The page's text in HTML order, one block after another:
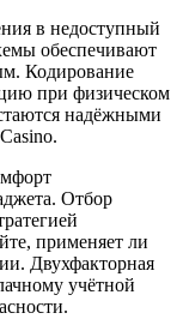
в недоступный
обеспечивают
Кодирование
при физическом
надёжными
Отбор
применяет ли
Двухфакторная
учётной